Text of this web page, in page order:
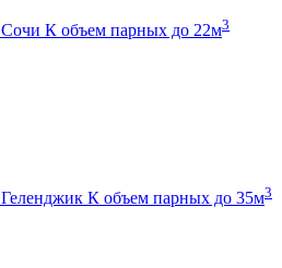
Сочи К объем парных до 22м3
Геленджик К объем парных до 35м3